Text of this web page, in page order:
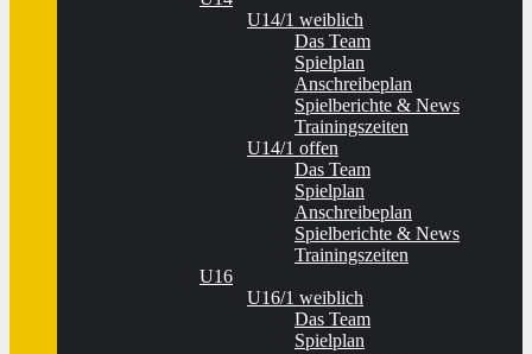
U14/1 weiblich
Das Team
Spielplan
Anschreibeplan
Spielberichte & News
Trainingszeiten
U14/1 offen
Das Team
Spielplan
Anschreibeplan
Spielberichte & News
Trainingszeiten
U16
U16/1 weiblich
Das Team
Spielplan